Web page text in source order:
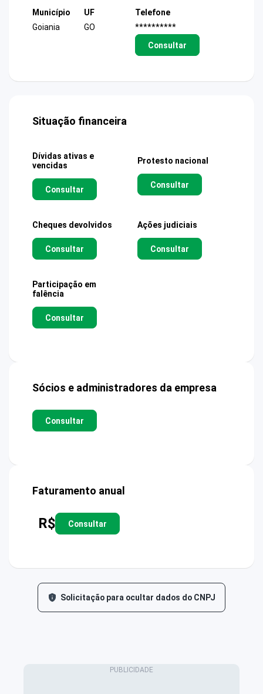
Município
Goiania
UF
GO
Telefone
**********
Consultar
Situação financeira
Dívidas ativas e
vencidas
Consultar
Protesto nacional
Consultar
Cheques devolvidos
Consultar
Ações judiciais
Consultar
Participação em
falência
Consultar
Sócios e administradores da empresa
Consultar
Faturamento anual
R$ Consultar
Solicitação para ocultar dados do CNPJ